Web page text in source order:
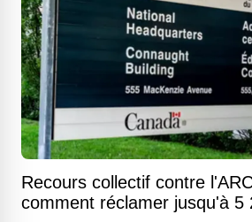
Recours collectif contre
comment réclamer jusqu'à 5